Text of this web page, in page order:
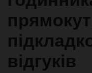
відгуків